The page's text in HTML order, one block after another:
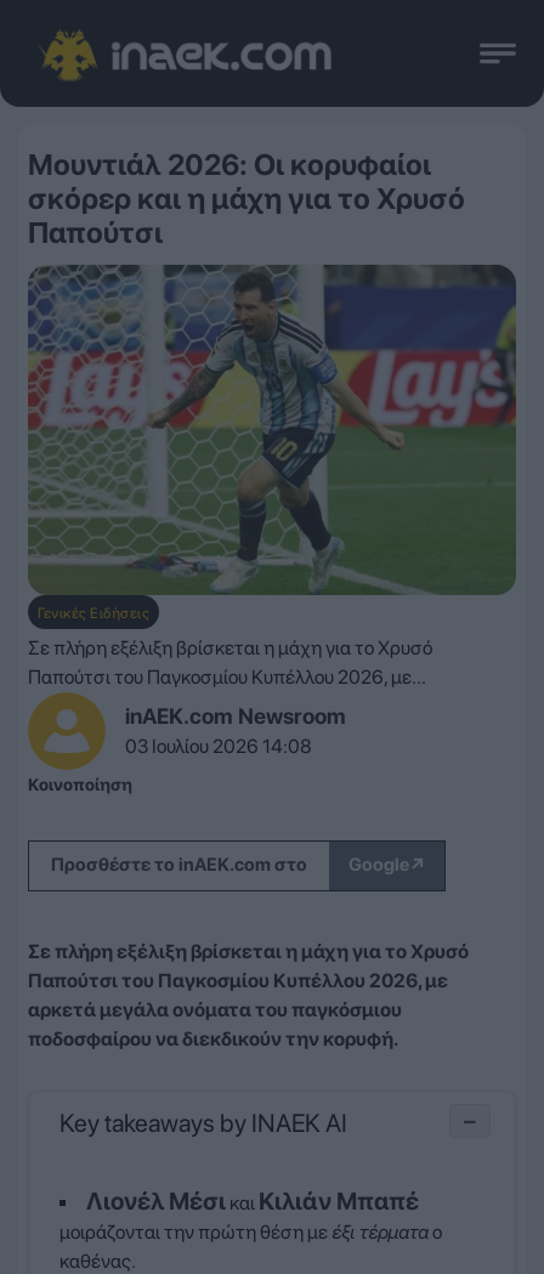
Μουντιάλ 2026: Οι κορυφαίοι
σκόρερ και η μάχη για το Χρυσό
Παπούτσι
Γενικές Ειδήσεις
inAEK.com Newsroom
03 Ιουλίου 2026 14:08
Σε πλήρη εξέλιξη βρίσκεται η μάχη για το Χρυσό
Παπούτσι του Παγκοσμίου Κυπέλλου 2026, με...
Κοινοποίηση
Προσθέστε το inAEK.com στο Google↗
Σε πλήρη εξέλιξη βρίσκεται η μάχη για το Χρυσό
Παπούτσι του Παγκοσμίου Κυπέλλου 2026, με
αρκετά μεγάλα ονόματα του παγκόσμιου
ποδοσφαίρου να διεκδικούν την κορυφή.
Key takeaways by INAEK AI −
Λιονέλ Μέσι και Κιλιάν Μπαπέ
μοιράζονται την πρώτη θέση με έξι τέρματαο
καθένας.